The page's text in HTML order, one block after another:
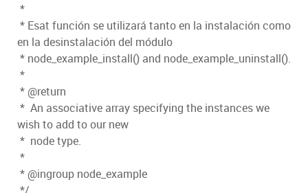
*
* Esat función se utilizará tanto en la instalación como
en la desinstalación del módulo
* node_example_install() and node_example_uninstall().
*
* @return
* An associative array specifying the instances we
wish to add to our new
* node type.
*
* @ingroup node_example